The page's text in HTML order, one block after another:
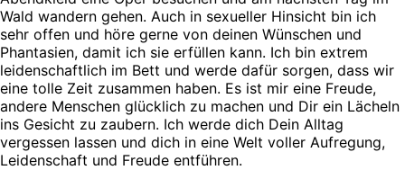
Wald wandern gehen. Auch in sexueller Hinsicht bin ich
sehr offen und höre gerne von deinen Wünschen und
Phantasien, damit ich sie erfüllen kann. Ich bin extrem
leidenschaftlich im Bett und werde dafür sorgen, dass wir
eine tolle Zeit zusammen haben. Es ist mir eine Freude,
andere Menschen glücklich zu machen und Dir ein Lächeln
ins Gesicht zu zaubern. Ich werde dich Dein Alltag
vergessen lassen und dich in eine Welt voller Aufregung,
Leidenschaft und Freude entführen.